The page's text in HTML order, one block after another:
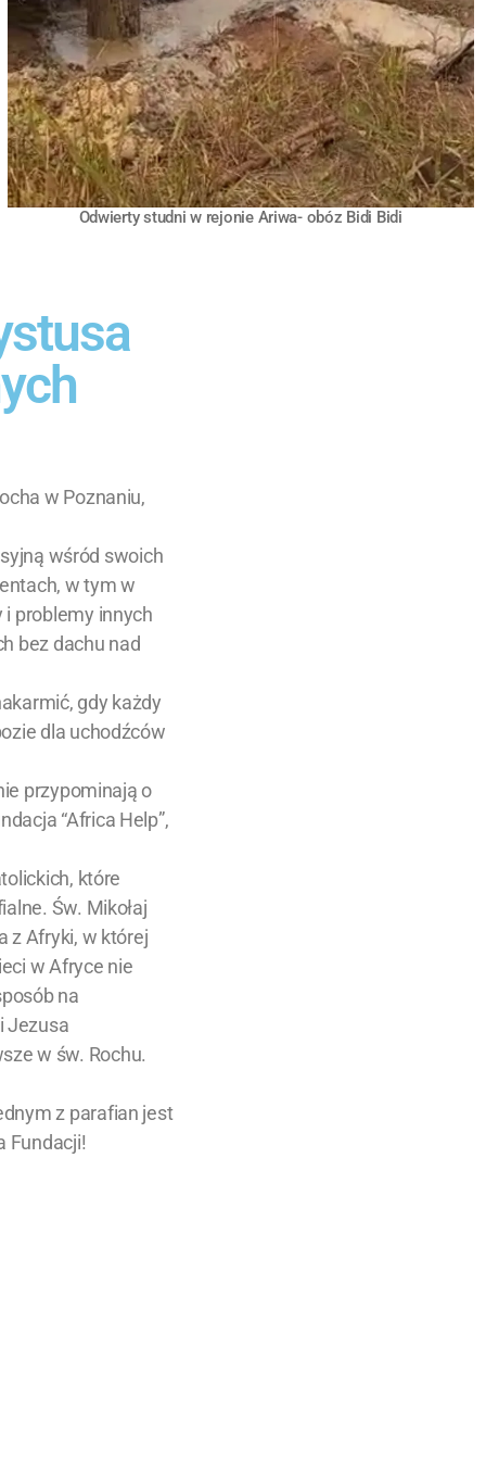
Odwierty studni w rejonie Ariwa- obóz Bidi Bidi
w Poznaniu,
wśród swoich
w tym w
i problemy innych
bez dachu nad
gdy każdy
dla uchodźców
przypominają o
“Africa Help”,
które
Św. Mikołaj
z Afryki, w której
w Afryce nie
na
Jezusa
w św. Rochu.
z parafian jest
Fundacji!